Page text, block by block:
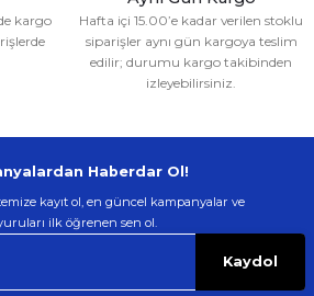
kargo
Hafta içi 15.00’e kadar verilen stoklu
siparişler aynı gün kargoya teslim
edilir; durumu kargo takibinden
izleyebilirsiniz.
Haberdar Ol!
kayıt ol, en güncel kampanyalar ve
ilk öğrenen sen ol.
Kaydol